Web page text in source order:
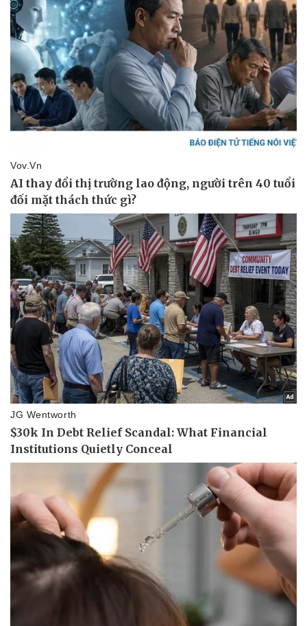
Quân sự - Quốc phòng
Vũ khí